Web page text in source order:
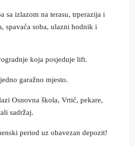
sa izlazom na terasu, trperazija i
spavaća soba, ulazni hodnik i
koja posjeduje lift.
garažno mjesto.
Osnovna škola, Vrtić, pekare,
sadržaj.
period uz obavezan depozit!